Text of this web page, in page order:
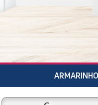
ARMARINHO